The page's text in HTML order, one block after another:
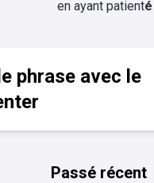
en ayant patienté
phrase avec le
Passé récent